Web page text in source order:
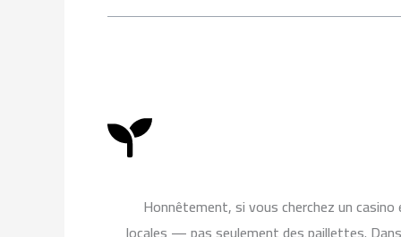
e r o
Honnêtement, si vous cherchez un